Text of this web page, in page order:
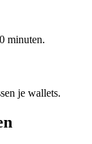
minuten.
je wallets.